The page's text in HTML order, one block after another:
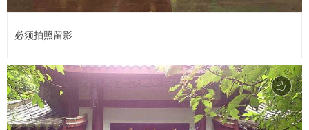
必须拍照留影